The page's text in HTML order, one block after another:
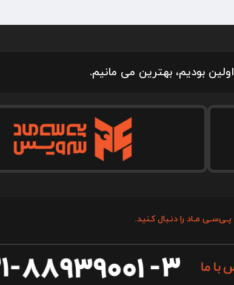
اولین بودیم، بهترین می مانیم.
پـی‌سـی مـاد را دنـبال کـنید.